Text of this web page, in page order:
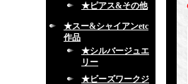
★ピアス&その他
★スー&シャイアンetc
作品
★シルバージュエ
リー
★ビーズワークジ